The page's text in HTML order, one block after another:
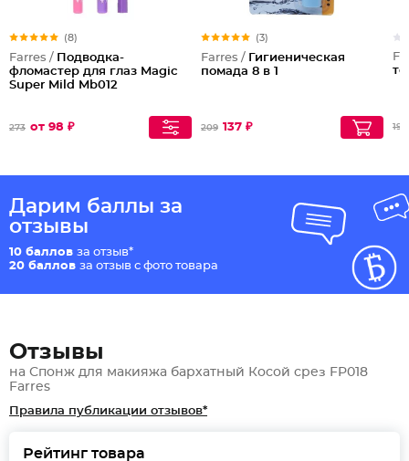
(8)
Farres /
Подводка-
фломастер для глаз Magic
Super Mild Mb012
273 от 98 ₽
(3)
Farres /
Гигиеническая
помада 8 в 1
209 137 ₽ 196
Дарим баллы за
отзывы
10 баллов за отзыв*
20 баллов за отзыв с фото товара
Отзывы
на Спонж для макияжа бархатный Косой срез FP018
Farres
Правила публикации отзывов*
Рейтинг товара